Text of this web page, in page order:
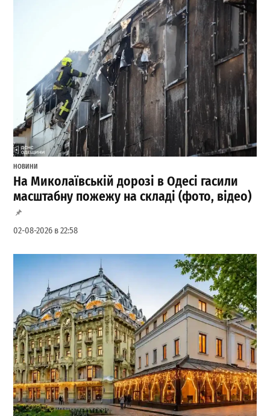
НОВИНИ
На Миколаївській дорозі в Одесі гасили
масштабну пожежу на складі (фото, відео)
02-08-2026 в 22:58